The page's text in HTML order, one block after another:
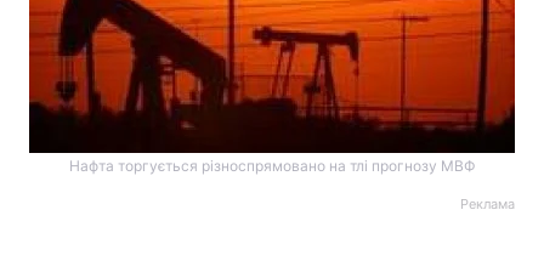
Нафта торгується різноспрямовано на тлі прогнозу МВФ
Реклама